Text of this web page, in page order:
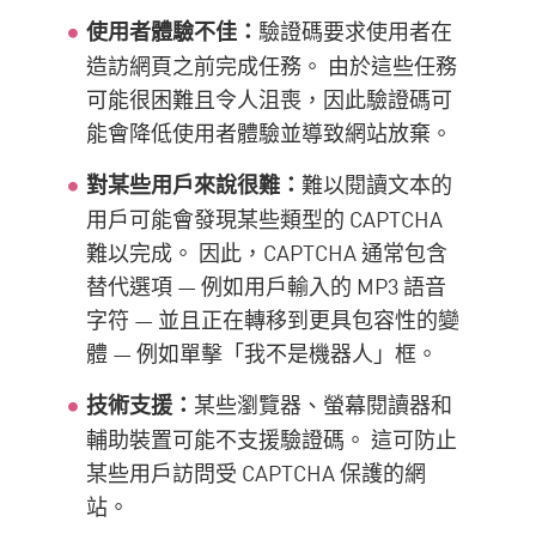
使用者體驗不佳：驗證碼要求使用者在
造訪網頁之前完成任務。 由於這些任務
可能很困難且令人沮喪，因此驗證碼可
能會降低使用者體驗並導致網站放棄。
對某些用戶來說很難：難以閱讀文本的
用戶可能會發現某些類型的 CAPTCHA
難以完成。 因此，CAPTCHA 通常包含
替代選項 — 例如用戶輸入的 MP3 語音
字符 — 並且正在轉移到更具包容性的變
體 — 例如單擊「我不是機器人」框。
技術支援： 某些瀏覽器、螢幕閱讀器和
輔助裝置可能不支援驗證碼。 這可防止
某些用戶訪問受 CAPTCHA 保護的網
站。